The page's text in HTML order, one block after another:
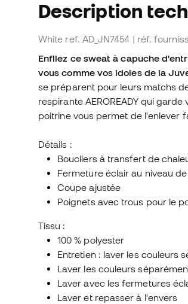
Description
White ref. AD_JN7454 | réf.
Enfilez ce sweat à capuche
vous comme vos idoles de la
se préparent pour leurs matchs
respirante AEROREADY qui
poitrine vous permet de l'enlever
Détails :
Boucliers à transfert de
Fermeture éclair au niveau
Coupe ajustée
Poignets avec trous pour le
Tissu :
100 % polyester
Entretien : laver les couleurs
Laver les couleurs
Laver avec les fermetures
Laver et repasser à l'envers